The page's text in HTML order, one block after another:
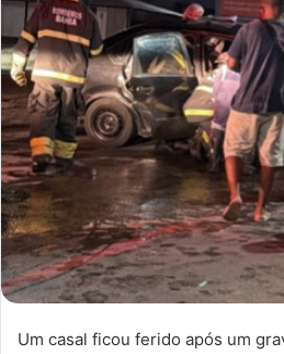
Um casal ficou ferido após um